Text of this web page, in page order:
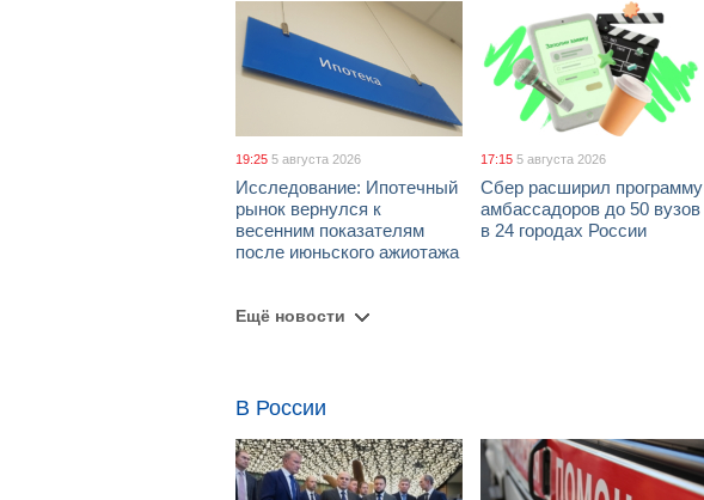
19:25 5 августа 2026
Исследование: Ипотечный
рынок вернулся к
весенним показателям
после июньского ажиотажа
17:15 5 августа 2026
Сбер расширил программу
амбассадоров до 50 вузов
в 24 городах России
Ещё новости
В России